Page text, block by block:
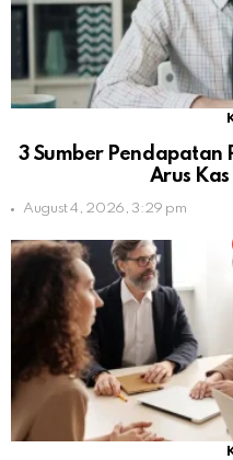
3 Sumber Pendapatan
Arus Kas
August 4, 2026, 3:29 pm